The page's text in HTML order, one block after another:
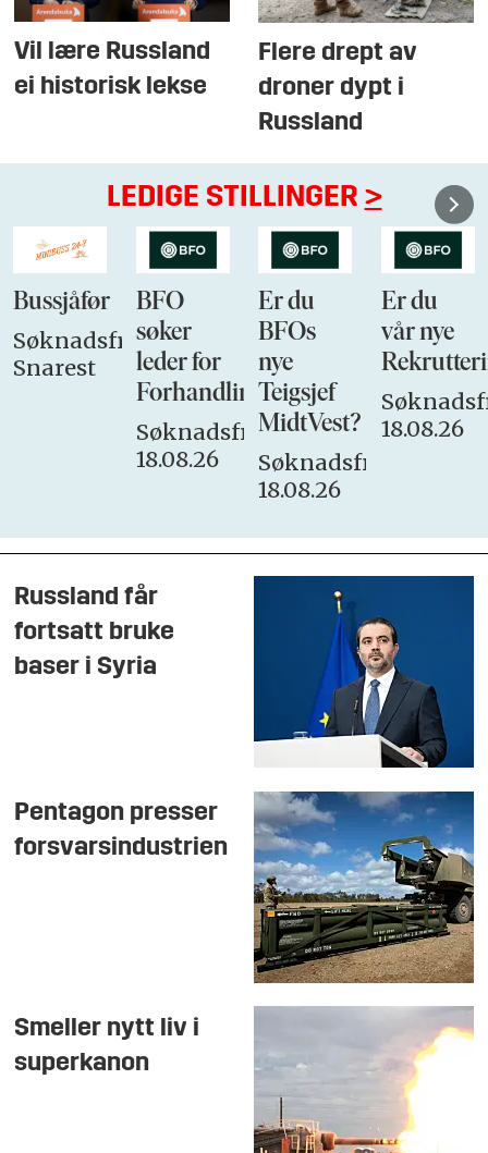
Vil lære Russland
ei historisk lekse
Flere drept av
droner dypt i
Russland
LEDIGE STILLINGER >
Bussjåfør
Søknadsfrist:
Snarest
BFO
søker
leder for
Forhandlingsutvalget
Søknadsfrist:
18.08.26
Er du
BFOs
nye
Teigsjef
MidtVest?
Søknadsfrist:
18.08.26
Er du
vår nye
18.08.26
Russland får
fortsatt bruke
baser i Syria
Pentagon presser
forsvarsindustrien
Smeller nytt liv i
superkanon